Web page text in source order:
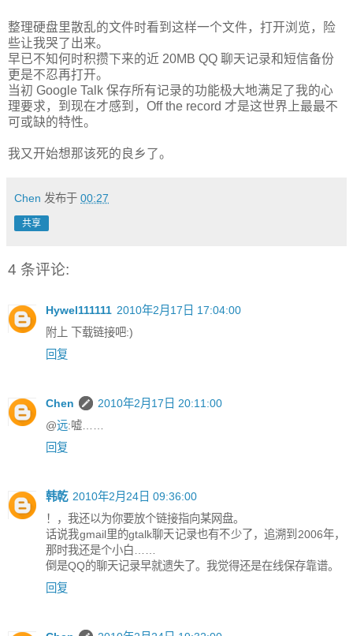
整理硬盘里散乱的文件时看到这样一个文件，打开浏览，险
些让我哭了出来。
早已不知何时积攒下来的近 20MB QQ 聊天记录和短信备份
更是不忍再打开。
当初 Google Talk 保存所有记录的功能极大地满足了我的心
理要求，到现在才感到，Off the record 才是这世界上最最不
可或缺的特性。
我又开始想那该死的良乡了。
Chen 发布于 00:27
共享
4 条评论:
Hywel111111 2010年2月17日 17:04:00
附上 下载链接吧:)
回复
Chen
2010年2月17日 20:11:00
@远:嘘……
回复
韩乾 2010年2月24日 09:36:00
！，我还以为你要放个链接指向某网盘。
话说我gmail里的gtalk聊天记录也有不少了，追溯到2006年，
那时我还是个小白……
倒是QQ的聊天记录早就遗失了。我觉得还是在线保存靠谱。
回复